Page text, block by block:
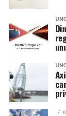
masini de
jantele si
vorbim despre
Echilibrul
Un aspect
prezenta
show, ci si